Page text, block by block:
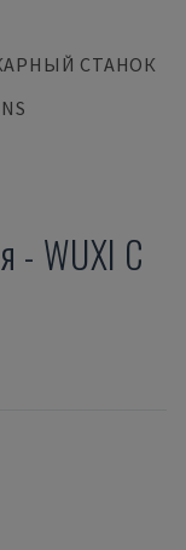
СТАНОК
- WUXI C